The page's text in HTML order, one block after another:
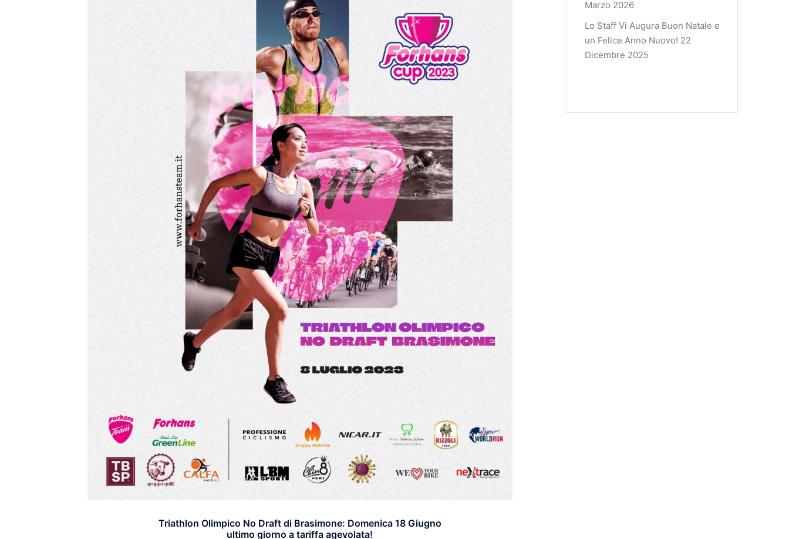
Triathlon Olimpico No Draft di Brasimone: Domenica 18 Giugno
ultimo giorno a tariffa agevolata!
Marzo 2026
Lo Staff Vi Augura Buon Natale e
un Felice Anno Nuovo! 22
Dicembre 2025